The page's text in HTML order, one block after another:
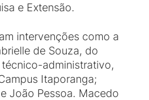
e Extensão.
intervenções como a
de Souza, do
administrativo,
Itaporanga;
João Pessoa. Macedo